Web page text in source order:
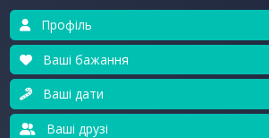
Профіль
Ваші бажання
Ваші дати
Ваші друзі